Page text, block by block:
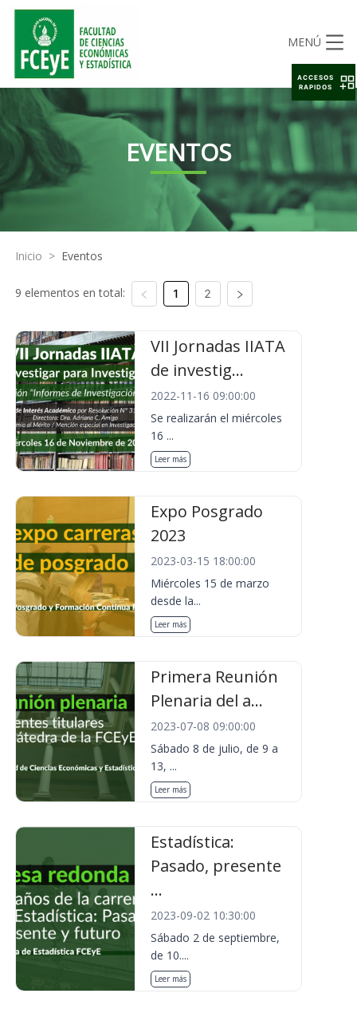
MENÚ
EVENTOS
Inicio > Eventos
9 elementos en total: 1 2
VII Jornadas IIATA
de investig...
2022-11-16 09:00:00
Se realizarán el miércoles
16 ...
Leer más
Expo Posgrado
2023
2023-03-15 18:00:00
Miércoles 15 de marzo
desde la...
Leer más
Primera Reunión
Plenaria del a...
2023-07-08 09:00:00
Sábado 8 de julio, de 9 a
13, ...
Leer más
Estadística:
Pasado, presente
...
2023-09-02 10:30:00
Sábado 2 de septiembre,
de 10....
Leer más
ACCESOS
RAPIDOS